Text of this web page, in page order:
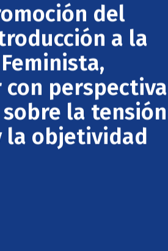
del
a la
perspectiva
la tensión
la objetividad